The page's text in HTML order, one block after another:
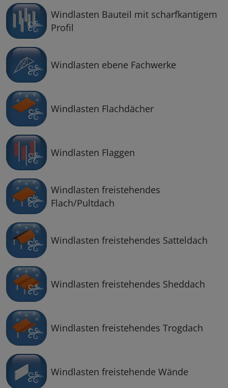
Windlasten Bauteil mit scharfkantigem
Profil
Windlasten ebene Fachwerke
Windlasten Flachdächer
Windlasten Flaggen
Windlasten freistehendes
Flach/Pultdach
Windlasten freistehendes Satteldach
Windlasten freistehendes Sheddach
Windlasten freistehendes Trogdach
Windlasten freistehende Wände